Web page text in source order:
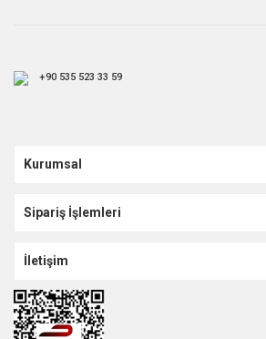
+90 535 523 33 59
Kurumsal
Sipariş İşlemleri
İletişim